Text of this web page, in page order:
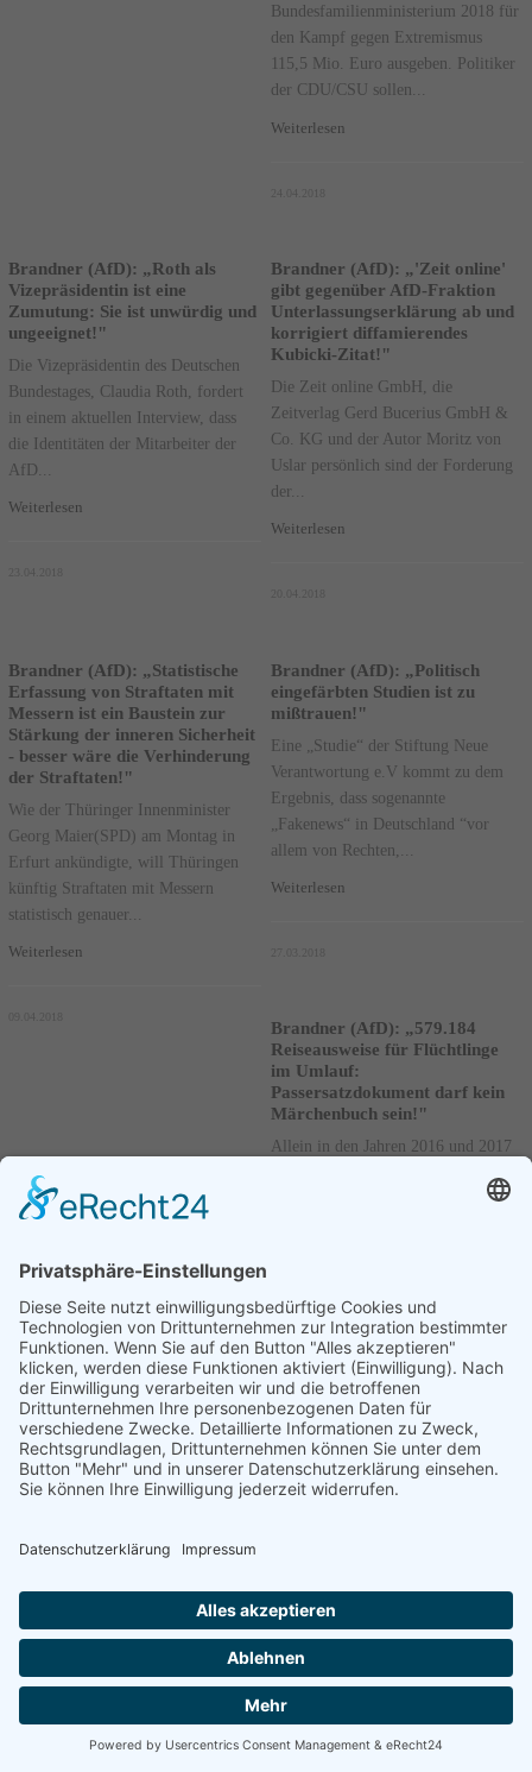
Bundesfamilienministerium 2018 für
den Kampf gegen Extremismus
115,5 Mio. Euro ausgeben. Politiker
der CDU/CSU sollen...
Weiterlesen
24.04.2018
Brandner (AfD): „Roth als
Vizepräsidentin ist eine
Zumutung: Sie ist unwürdig und
ungeeignet!"
Die Vizepräsidentin des Deutschen
Bundestages, Claudia Roth, fordert
in einem aktuellen Interview, dass
die Identitäten der Mitarbeiter der
AfD...
Weiterlesen
23.04.2018
Brandner (AfD): „'Zeit online'
gibt gegenüber AfD-Fraktion
Unterlassungserklärung ab und
korrigiert diffamierendes
Kubicki-Zitat!"
Die Zeit online GmbH, die
Zeitverlag Gerd Bucerius GmbH &
Co. KG und der Autor Moritz von
Uslar persönlich sind der Forderung
der...
Weiterlesen
20.04.2018
Brandner (AfD): „Statistische
Erfassung von Straftaten mit
Messern ist ein Baustein zur
Stärkung der inneren Sicherheit
- besser wäre die Verhinderung
der Straftaten!"
Wie der Thüringer Innenminister
Georg Maier(SPD) am Montag in
Erfurt ankündigte, will Thüringen
künftig Straftaten mit Messern
statistisch genauer...
Weiterlesen
09.04.2018
Brandner (AfD): „Politisch
eingefärbten Studien ist zu
mißtrauen!"
Eine „Studie“ der Stiftung Neue
Verantwortung e.V kommt zu dem
Ergebnis, dass sogenannte
„Fakenews“ in Deutschland “vor
allem von Rechten,...
Weiterlesen
Brandner (AfD): „579.184
Reiseausweise für Flüchtlinge
im Umlauf:
Passersatzdokument darf kein
Märchenbuch sein!"
Allein in den Jahren 2016 und 2017
20.03.2018
Seite 72 von 77. Vorherige 1 .... 71 72 73 ....
Archiv